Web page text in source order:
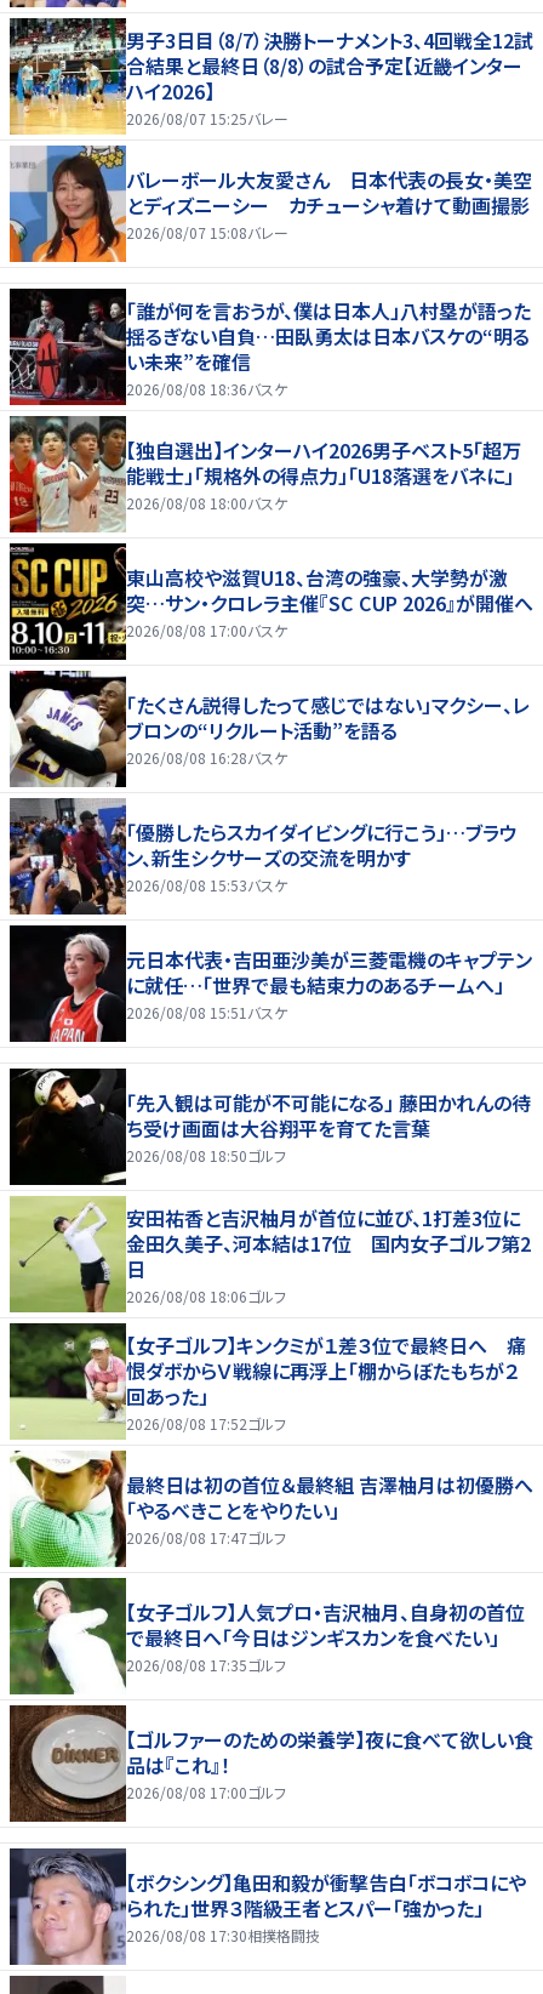
男子3日目（8/7）決勝トーナメント3、4回戦全12試
合結果と最終日（8/8）の試合予定【近畿インター
ハイ2026】
2026/08/07 15:25バレー
バレーボール大友愛さん 日本代表の長女・美空
とディズニーシー カチューシャ着けて動画撮影
2026/08/07 15:08バレー
「誰が何を言おうが、僕は日本人」八村塁が語った
揺るぎない自負…田臥勇太は日本バスケの“明る
い未来”を確信
2026/08/08 18:36バスケ
【独自選出】インターハイ2026男子ベスト5「超万
能戦士」「規格外の得点力」「U18落選をバネに」
2026/08/08 18:00バスケ
東山高校や滋賀U18、台湾の強豪、大学勢が激
突…サン・クロレラ主催『SC CUP 2026』が開催へ
2026/08/08 17:00バスケ
「たくさん説得したって感じではない」マクシー、レ
ブロンの“リクルート活動”を語る
2026/08/08 16:28バスケ
「優勝したらスカイダイビングに行こう」…ブラウ
ン、新生シクサーズの交流を明かす
2026/08/08 15:53バスケ
元日本代表・吉田亜沙美が三菱電機のキャプテン
に就任…「世界で最も結束力のあるチームへ」
2026/08/08 15:51 バスケ
「先入観は可能が不可能になる」 藤田かれんの待
ち受け画面は大谷翔平を育てた言葉
2026/08/08 18:50ゴルフ
安田祐香と吉沢柚月が首位に並び、1打差3位に
金田久美子、河本結は17位 国内女子ゴルフ第2
日
2026/08/08 18:06ゴルフ
【女子ゴルフ】キンクミが１差３位で最終日へ 痛
恨ダボからＶ戦線に再浮上「棚からぼたもちが２
回あった」
2026/08/08 17:52ゴルフ
最終日は初の首位＆最終組 吉澤柚月は初優勝へ
「やるべきことをやりたい」
2026/08/08 17:47ゴルフ
【女子ゴルフ】人気プロ・吉沢柚月、自身初の首位
で最終日へ「今日はジンギスカンを食べたい」
2026/08/08 17:35ゴルフ
【ゴルファーのための栄養学】夜に食べて欲しい食
品は『これ』！
2026/08/08 17:00ゴルフ
【ボクシング】亀田和毅が衝撃告白「ボコボコにや
られた」世界３階級王者とスパー「強かった」
2026/08/08 17:30相撲格闘技